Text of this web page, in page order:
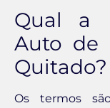
Qual a
Auto de
Quitado?
Os termos